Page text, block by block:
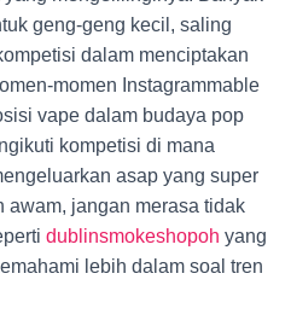
geng-geng kecil, saling
dalam menciptakan
momen Instagrammable
vape dalam budaya pop
kompetisi di mana
asap yang super
awam, jangan merasa tidak
dublinsmokeshopoh yang
lebih dalam soal tren